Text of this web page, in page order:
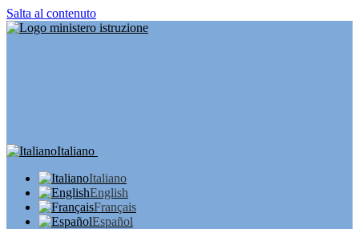
Salta al contenuto
Italiano
Italiano
English
Français
Español